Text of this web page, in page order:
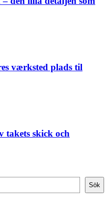
værksted plads til
takets skick och
Sök